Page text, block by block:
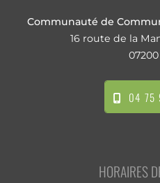
Communauté de
16 route de la
04 75
HORAIRES